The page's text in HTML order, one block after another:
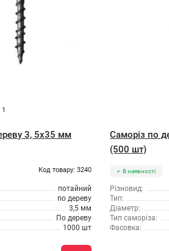
1
3, 5x35 мм
Код товару: 3240
потайний
по дереву
3,5 мм
По дереву
1000 шт
Саморіз по
(500 шт)
В наявності
Різновид:
Тип:
Діаметр:
Тип саморіза:
Фасовка: